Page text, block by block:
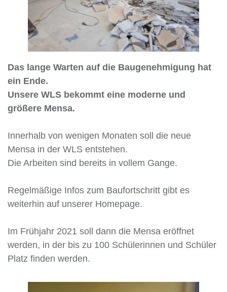
Das lange Warten auf die Baugenehmigung hat
ein Ende.
Unsere WLS bekommt eine moderne und
größere Mensa.
Innerhalb von wenigen Monaten soll die neue
Mensa in der WLS entstehen.
Die Arbeiten sind bereits in vollem Gange.
Regelmäßige Infos zum Baufortschritt gibt es
weiterhin auf unserer Homepage.
Im Frühjahr 2021 soll dann die Mensa eröffnet
werden, in der bis zu 100 Schülerinnen und Schüler
Platz finden werden.